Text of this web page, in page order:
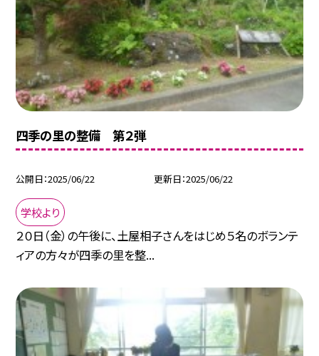
四季の里の整備 第２弾
公開日 2025/06/22 更新日 2025/06/22
学校より
２０日（金）の午後に、土屋相子さんをはじめ５名のボランテ
ィアの方々が四季の里を整...